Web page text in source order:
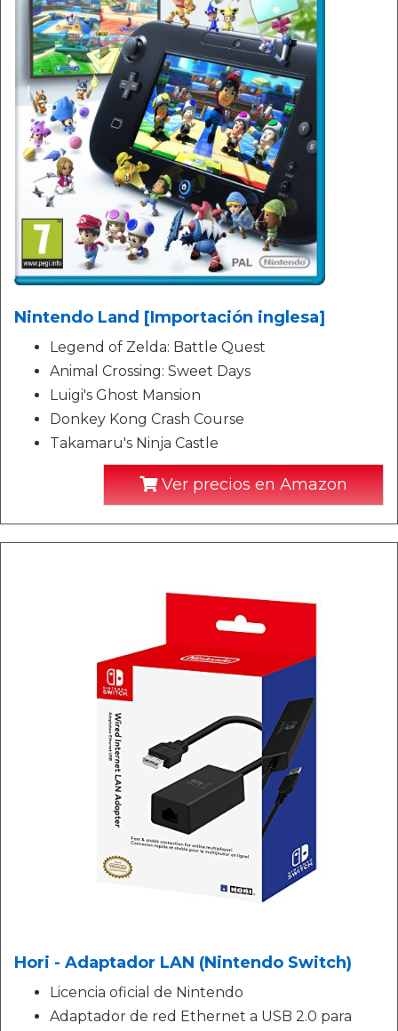
Nintendo Land [Importación inglesa]
Legend of Zelda: Battle Quest
Animal Crossing: Sweet Days
Luigi's Ghost Mansion
Donkey Kong Crash Course
Takamaru's Ninja Castle
Ver precios en Amazon
Hori - Adaptador LAN (Nintendo Switch)
Licencia oficial de Nintendo
Adaptador de red Ethernet a USB 2.0 para